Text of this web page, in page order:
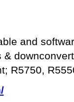
and
R5750,